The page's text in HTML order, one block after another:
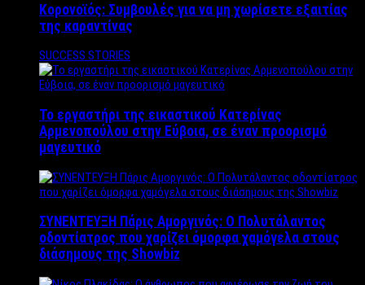
Κορονοϊός: Συμβουλές για να μη χωρίσετε εξαιτίας
της καραντίνας
SUCCESS STORIES
Το εργαστήρι της εικαστικού Κατερίνας
Αρμενοπούλου στην Εύβοια, σε έναν προορισμό
μαγευτικό
ΣΥΝΕΝΤΕΥΞΗ Πάρις Αμοργινός: O Πολυτάλαντος
οδοντίατρος που χαρίζει όμορφα χαμόγελα στους
διάσημους της Showbiz